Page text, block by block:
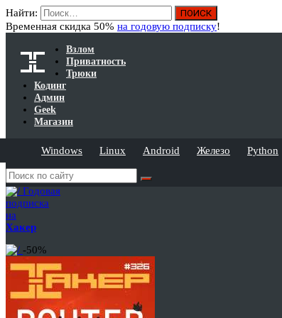
Найти:
Временная скидка 50% на годовую подписку!
Взлом
Приватность
Трюки
Кодинг
Админ
Geek
Магазин
Windows Linux Android Железо Python
Годовая
подписка
на
Хакер
-50%